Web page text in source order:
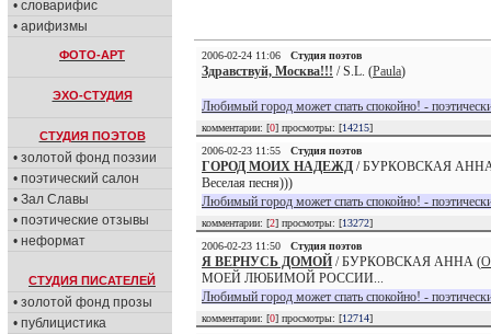
• словарифис
• арифизмы
ФОТО-АРТ
ЭХО-СТУДИЯ
СТУДИЯ ПОЭТОВ
• золотой фонд поэзии
• поэтический салон
• Зал Славы
• поэтические отзывы
• неформат
СТУДИЯ ПИСАТЕЛЕЙ
• золотой фонд прозы
• публицистика
2006-02-24 11:06 Студия поэтов
Здравствуй, Москва!!! / S.L. (Paula)
Любимый город может спать спокойно! -
комментарии: [0] просмотры: [14215]
2006-02-23 11:55
Студия поэтов
ГОРОД МОИХ НАДЕЖД / БУРКОВСКАЯ
Веселая песня)))
Любимый город может спать спокойно! -
комментарии: [2] просмотры: [13272]
2006-02-23 11:50
Студия поэтов
Я ВЕРНУСЬ ДОМОЙ / БУРКОВСКАЯ АННА (
МОЕЙ ЛЮБИМОЙ РОССИИ...
Любимый город может спать спокойно! -
комментарии: [0] просмотры: [12714]